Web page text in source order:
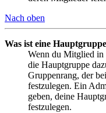
Nach oben
Was ist eine
Wenn du Mitglied in
die Hauptgruppe
Gruppenrang, der
festzulegen. Ein
geben, deine
festzulegen.